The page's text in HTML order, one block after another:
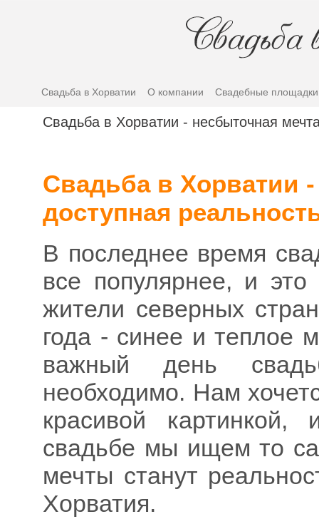
Свадьба в Хорватии О компании Свадебные площадки
Свадьба в Хорватии - несбыточная
Свадьба в Хорватии
доступная
В последнее время
все популярнее, и
жители северных
года - синее и теплое
важный день
необходимо. Нам
красивой
свадьбе мы ищем то
мечты станут
Хорватия.